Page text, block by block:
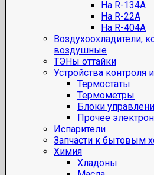
На R-134A
На R-22A
На R-404A
Воздухоохладители,
воздушные
ТЭНы оттайки
Устройства контроля
Термостаты
Термометры
Блоки
Прочее
Испарители
Запчасти к бытовым
Химия
Хладоны